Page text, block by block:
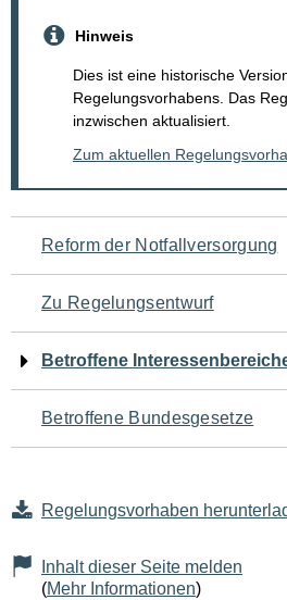
Hinweis
Dies ist eine historische
Regelungsvorhabens. Das
inzwischen aktualisiert.
Zum aktuellen
Navigation
für
den
Seiteninhalt
Reform der Notfallversorgung
Zu Regelungsentwurf
Betroffene
Betroffene Bundesgesetze
Regelungsvorhaben
Inhalt dieser Seite melden
(Mehr Informationen)